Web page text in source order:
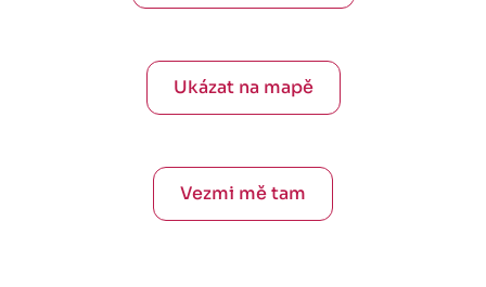
Ukázat na mapě
Vezmi mě tam